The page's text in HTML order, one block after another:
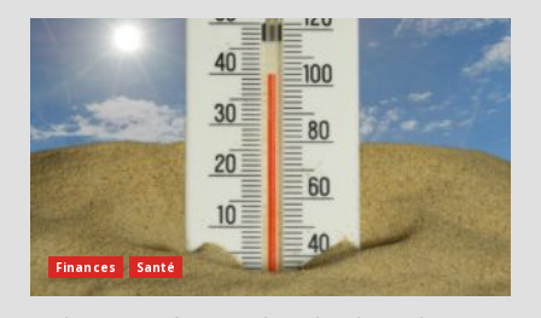
Finances Santé